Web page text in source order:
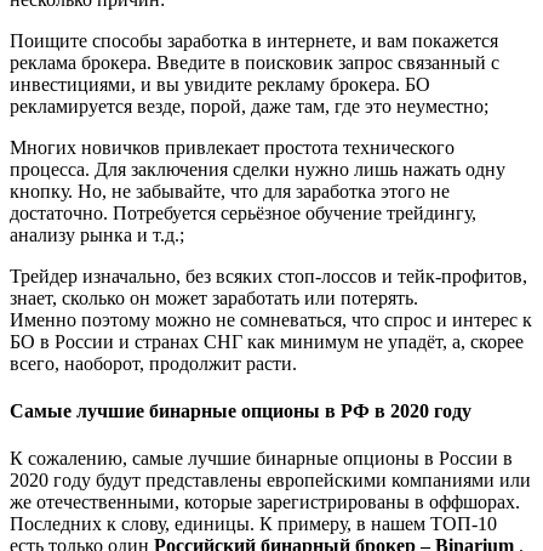
Поищите способы заработка в интернете, и вам покажется
реклама брокера. Введите в поисковик запрос связанный с
инвестициями, и вы увидите рекламу брокера. БО
рекламируется везде, порой, даже там, где это неуместно;
Многих новичков привлекает простота технического
процесса. Для заключения сделки нужно лишь нажать одну
кнопку. Но, не забывайте, что для заработка этого не
достаточно. Потребуется серьёзное обучение трейдингу,
анализу рынка и т.д.;
Трейдер изначально, без всяких стоп-лоссов и тейк-профитов,
знает, сколько он может заработать или потерять.
Именно поэтому можно не сомневаться, что спрос и интерес к
БО в России и странах СНГ как минимум не упадёт, а, скорее
всего, наоборот, продолжит расти.
Самые лучшие бинарные опционы в РФ в 2020 году
К сожалению, самые лучшие бинарные опционы в России в
2020 году будут представлены европейскими компаниями или
же отечественными, которые зарегистрированы в оффшорах.
Последних к слову, единицы. К примеру, в нашем ТОП-10
есть только один Российский бинарный брокер – Binarium .